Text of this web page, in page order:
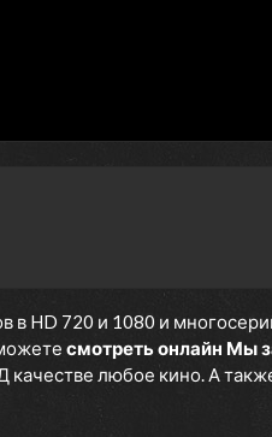
в HD 720 и 1080 и
смотреть онлайн Мы
качестве любое кино. А